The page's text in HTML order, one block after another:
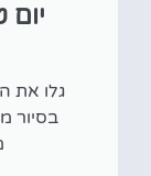
יום
גלו את
בסיור